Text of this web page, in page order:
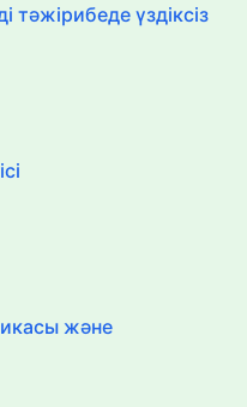
үздіксіз
және